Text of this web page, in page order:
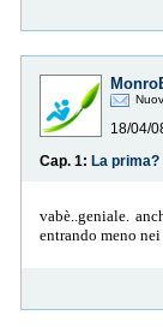
18/04/
Cap. 1: La prima?
vabè..geniale.
entrando meno